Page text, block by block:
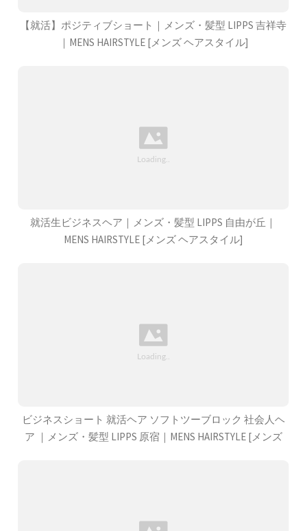
【就活】ポジティブショート｜メンズ・髪型 LIPPS 吉祥寺
｜MENS HAIRSTYLE [メンズ ヘアスタイル]
就活生ビジネスヘア｜メンズ・髪型 LIPPS 自由が丘｜
MENS HAIRSTYLE [メンズ ヘアスタイル]
ビジネスショート 就活ヘア ソフトツーブロック 社会人ヘ
ア ｜メンズ・髪型 LIPPS 原宿｜MENS HAIRSTYLE [メンズ